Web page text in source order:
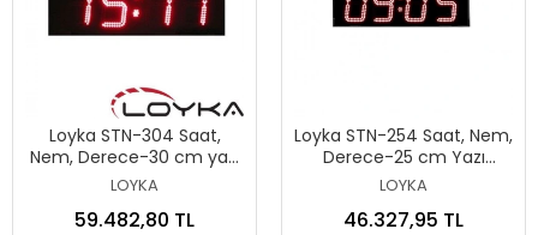
Loyka STN-304 Saat,
Nem, Derece-30 cm yazı
yüksekliği
LOYKA
59.482,80 TL
Loyka STN-254 Saat, Nem,
Derece-25 cm Yazı
Yüksekliği
LOYKA
46.327,95 TL